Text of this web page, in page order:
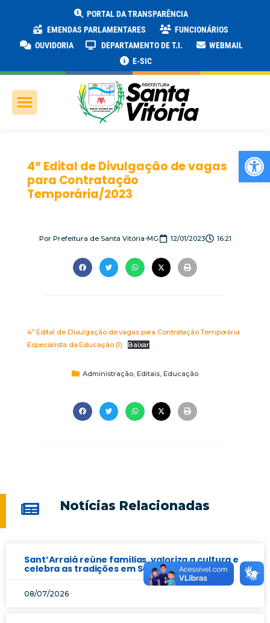
PORTAL DA TRANSPARÊNCIA
EMENDAS PARLAMENTARES
FUNCIONÁRIOS
OUVIDORIA
DEPARTAMENTO DE T.I.
WEBMAIL
E-SIC
4º Edital de Divulgação de vagas
para Contratação
Temporária/2023
PorPrefeitura de Santa Vitória-MG 12/01/2023 16:21
4º Edital de Divulgação de vagas para Contratação Temporária
Especialista da Educação (1)
Baixar
Administração Editais Educação
Notícias Relacionadas
Sant’Arraiá reúne famílias, valoriza a cultura e
celebra as tradições em Santa Vitória
08/07/2026